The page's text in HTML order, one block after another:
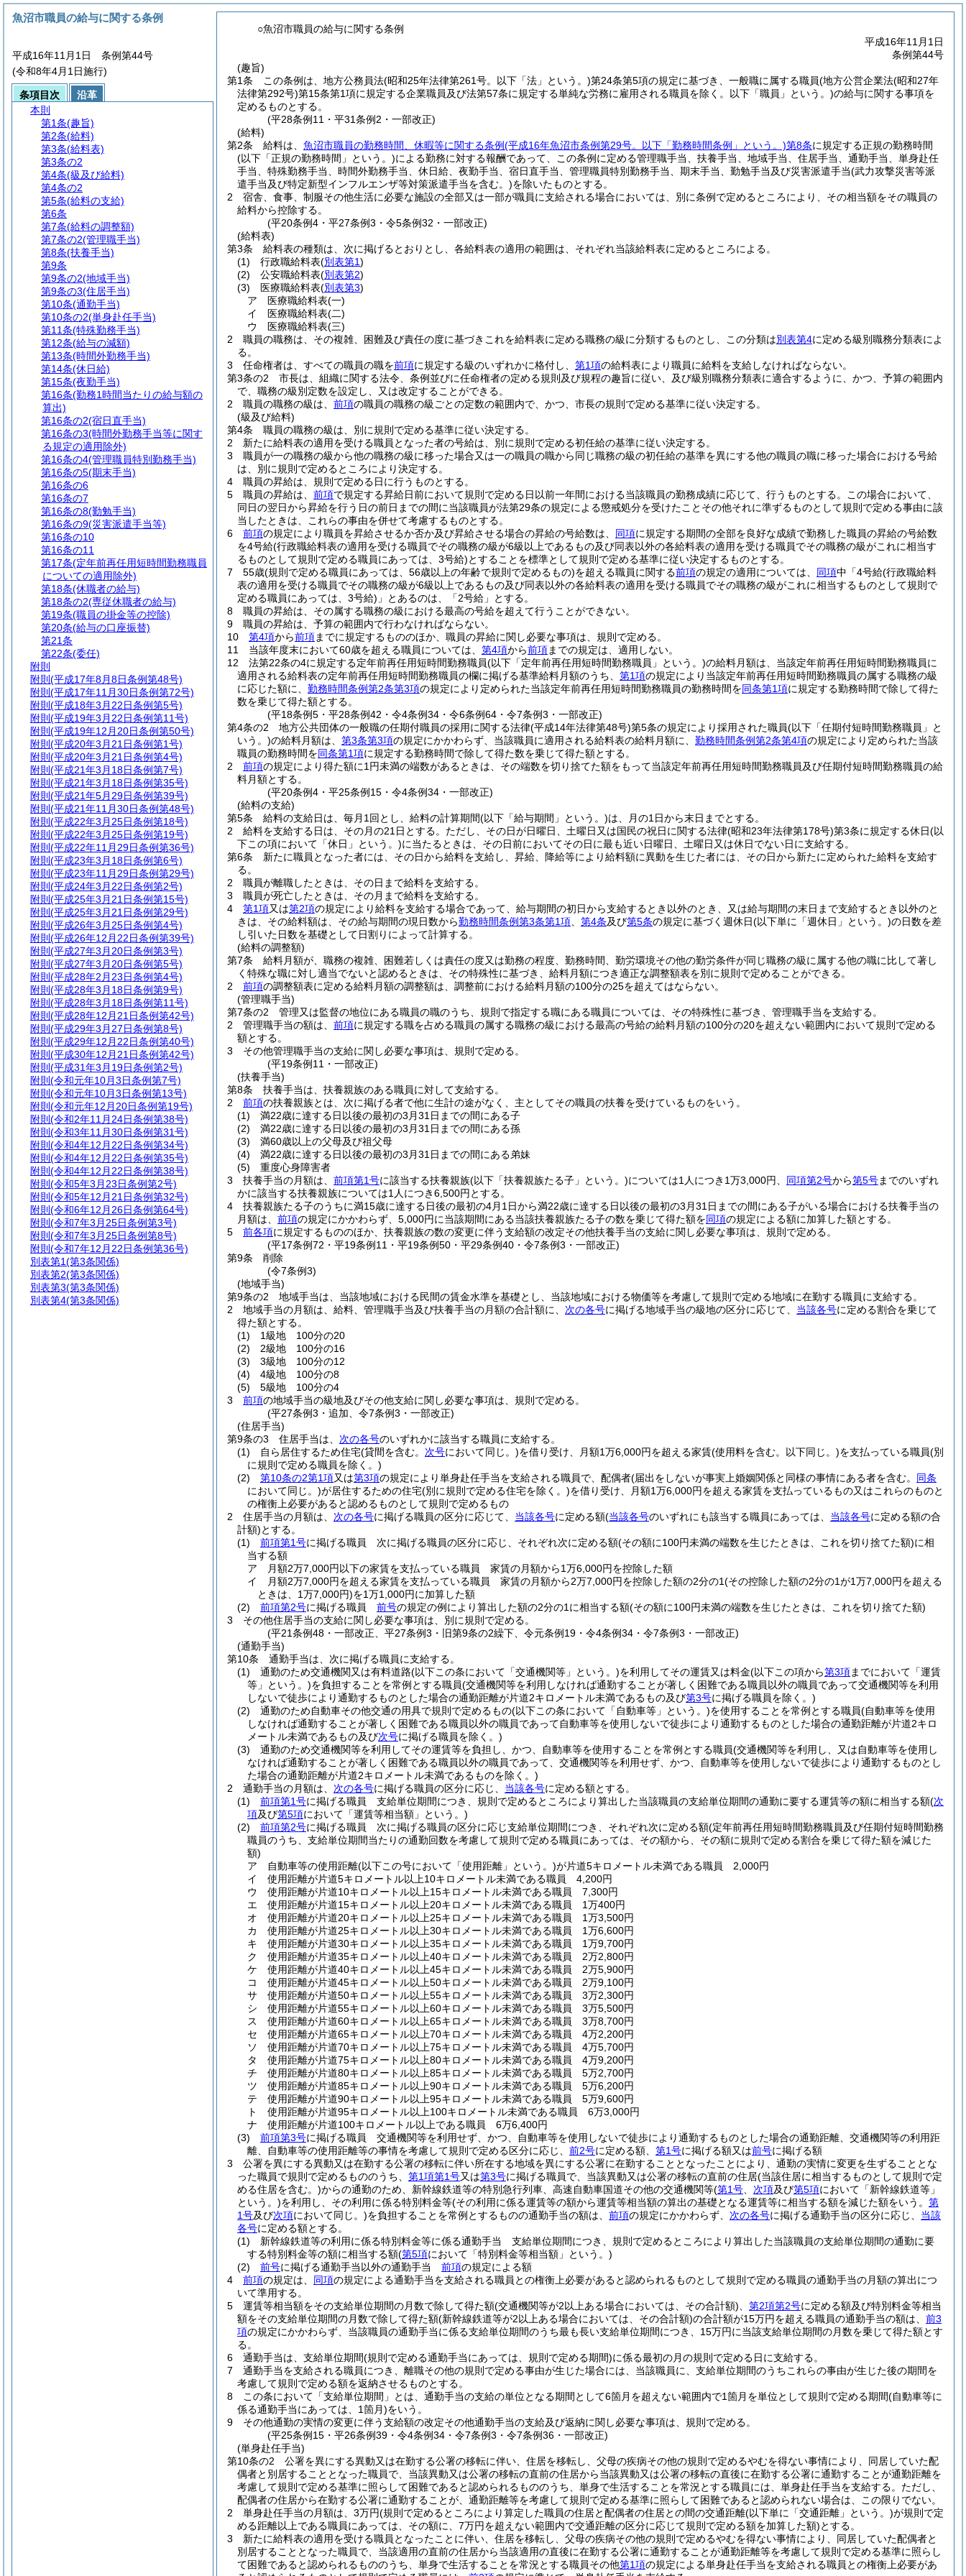
○魚沼市職員の給与に関する条例
平成16年11月1日
条例第44号
(趣旨)
第1条
この条例は、地方公務員法(昭和25年法律第261号。以下「法」という。)第24条第5項の規定に基づき、一般職に属する職員(地方公営企業法(昭和27年
法律第292号)第15条第1項に規定する企業職員及び法第57条に規定する単純な労務に雇用される職員を除く。以下「職員」という。)の給与に関する事項を
定めるものとする。
(平28条例11・平31条例2・一部改正)
(給料)
第2条
給料は、 魚沼市職員の勤務時間、休暇等に関する条例(平成16年魚沼市条例第29号。以下「勤務時間条例」という。)第8条に規定する正規の勤務時間
(以下「正規の勤務時間」という。)による勤務に対する報酬であって、この条例に定める管理職手当、扶養手当、地域手当、住居手当、通勤手当、単身赴任
手当、特殊勤務手当、時間外勤務手当、休日給、夜勤手当、宿日直手当、管理職員特別勤務手当、期末手当、勤勉手当及び災害派遣手当(武力攻撃災害等派
遣手当及び特定新型インフルエンザ等対策派遣手当を含む。)を除いたものとする。
2
宿舎、食事、制服その他生活に必要な施設の全部又は一部が職員に支給される場合においては、別に条例で定めるところにより、その相当額をその職員の
給料から控除する。
(平20条例4・平27条例3・令5条例32・一部改正)
(給料表)
第3条
給料表の種類は、次に掲げるとおりとし、各給料表の適用の範囲は、それぞれ当該給料表に定めるところによる。
(1)
行政職給料表(別表第1)
(2)
公安職給料表(別表第2)
(3)
医療職給料表(別表第3)
ア
医療職給料表(一)
イ
医療職給料表(二)
ウ
医療職給料表(三)
2
職員の職務は、その複雑、困難及び責任の度に基づきこれを給料表に定める職務の級に分類するものとし、この分類は別表第4に定める級別職務分類表によ
る。
3
任命権者は、すべての職員の職を前項に規定する級のいずれかに格付し、 第1項の給料表により職員に給料を支給しなければならない。
第3条の2
市長は、組織に関する法令、条例並びに任命権者の定める規則及び規程の趣旨に従い、及び級別職務分類表に適合するように、かつ、予算の範囲内
で、職務の級別定数を設定し、又は改定することができる。
2
職員の職務の級は、 前項の職員の職務の級ごとの定数の範囲内で、かつ、市長の規則で定める基準に従い決定する。
(級及び給料)
第4条
職員の職務の級は、別に規則で定める基準に従い決定する。
2
新たに給料表の適用を受ける職員となった者の号給は、別に規則で定める初任給の基準に従い決定する。
3
職員が一の職務の級から他の職務の級に移った場合又は一の職員の職から同じ職務の級の初任給の基準を異にする他の職員の職に移った場合における号給
は、別に規則で定めるところにより決定する。
4
職員の昇給は、規則で定める日に行うものとする。
5
職員の昇給は、 前項で規定する昇給日前において規則で定める日以前一年間における当該職員の勤務成績に応じて、行うものとする。
この場合において、
同日の翌日から昇給を行う日の前日までの間に当該職員が法第29条の規定による懲戒処分を受けたことその他それに準ずるものとして規則で定める事由に該
当したときは、これらの事由を併せて考慮するものとする。
6
前項の規定により職員を昇給させるか否か及び昇給させる場合の昇給の号給数は、 同項に規定する期間の全部を良好な成績で勤務した職員の昇給の号給数
を4号給(行政職給料表の適用を受ける職員でその職務の級が6級以上であるもの及び同表以外の各給料表の適用を受ける職員でその職務の級がこれに相当す
るものとして規則で定める職員にあっては、3号給)とすることを標準として規則で定める基準に従い決定するものとする。
7
55歳(規則で定める職員にあっては、56歳以上の年齢で規則で定めるもの)を超える職員に関する前項の規定の適用については、 同項中「4号給(行政職給料
表の適用を受ける職員でその職務の級が6級以上であるもの及び同表以外の各給料表の適用を受ける職員でその職務の級がこれに相当するものとして規則で
定める職員にあっては、3号給) 」とあるのは、「2号給」とする。
8
職員の昇給は、その属する職務の級における最高の号給を超えて行うことができない。
9
職員の昇給は、予算の範囲内で行わなければならない。
10
第4項から前項までに規定するもののほか、職員の昇給に関し必要な事項は、規則で定める。
11
当該年度末において60歳を超える職員については、 第4項から前項までの規定は、適用しない。
12
法第22条の4に規定する定年前再任用短時間勤務職員(以下「定年前再任用短時間勤務職員」という。)の給料月額は、当該定年前再任用短時間勤務職員に
適用される給料表の定年前再任用短時間勤務職員の欄に掲げる基準給料月額のうち、 第1項の規定により当該定年前再任用短時間勤務職員の属する職務の級
に応じた額に、 勤務時間条例第2条第3項の規定により定められた当該定年前再任用短時間勤務職員の勤務時間を同条第1項に規定する勤務時間で除して得た
数を乗じて得た額とする。
(平18条例5・平28条例42・令4条例34・令6条例64・令7条例3・一部改正)
第4条の2
地方公共団体の一般職の任期付職員の採用に関する法律(平成14年法律第48号)第5条の規定により採用された職員(以下「任期付短時間勤務職員」と
いう。)の給料月額は、 第3条第3項の規定にかかわらず、当該職員に適用される給料表の給料月額に、 勤務時間条例第2条第4項の規定により定められた当該
職員の勤務時間を同条第1項に規定する勤務時間で除して得た数を乗じて得た額とする。
2
前項の規定により得た額に1円未満の端数があるときは、その端数を切り捨てた額をもって当該定年前再任用短時間勤務職員及び任期付短時間勤務職員の給
料月額とする。
(平20条例4・平25条例15・令4条例34・一部改正)
(給料の支給)
第5条
給料の支給日は、毎月1回とし、給料の計算期間(以下「給与期間」という。)は、月の1日から末日までとする。
2
給料を支給する日は、その月の21日とする。 ただし、その日が日曜日、土曜日又は国民の祝日に関する法律(昭和23年法律第178号)第3条に規定する休日(以
下この項において「休日」という。)に当たるときは、その日前においてその日に最も近い日曜日、土曜日又は休日でない日に支給する。
第6条
新たに職員となった者には、その日から給料を支給し、昇給、降給等により給料額に異動を生じた者には、その日から新たに定められた給料を支給す
る。
2
職員が離職したときは、その日まで給料を支給する。
3
職員が死亡したときは、その月まで給料を支給する。
4
第1項又は第2項の規定により給料を支給する場合であって、給与期間の初日から支給するとき以外のとき、又は給与期間の末日まで支給するとき以外のと
きは、その給料額は、その給与期間の現日数から勤務時間条例第3条第1項 第4条及び第5条の規定に基づく週休日(以下単に「週休日」という。)の日数を差
し引いた日数を基礎として日割りによって計算する。
(給料の調整額)
第7条
給料月額が、職務の複雑、困難若しくは責任の度又は勤務の程度、勤務時間、勤労環境その他の勤労条件が同じ職務の級に属する他の職に比して著し
く特殊な職に対し適当でないと認めるときは、その特殊性に基づき、給料月額につき適正な調整額表を別に規則で定めることができる。
2
前項の調整額表に定める給料月額の調整額は、調整前における給料月額の100分の25を超えてはならない。
(管理職手当)
第7条の2
管理又は監督の地位にある職員の職のうち、規則で指定する職にある職員については、その特殊性に基づき、管理職手当を支給する。
2
管理職手当の額は、 前項に規定する職を占める職員の属する職務の級における最高の号給の給料月額の100分の20を超えない範囲内において規則で定める
額とする。
3
その他管理職手当の支給に関し必要な事項は、規則で定める。
(平19条例11・一部改正)
(扶養手当)
第8条
扶養手当は、扶養親族のある職員に対して支給する。
2
前項の扶養親族とは、次に掲げる者で他に生計の途がなく、主としてその職員の扶養を受けているものをいう。
(1)
満22歳に達する日以後の最初の3月31日までの間にある子
(2)
満22歳に達する日以後の最初の3月31日までの間にある孫
(3)
満60歳以上の父母及び祖父母
(4)
満22歳に達する日以後の最初の3月31日までの間にある弟妹
(5)
重度心身障害者
3
扶養手当の月額は、 前項第1号に該当する扶養親族(以下「扶養親族たる子」という。)については1人につき1万3,000円、 同項第2号から第5号までのいずれ
かに該当する扶養親族については1人につき6,500円とする。
4
扶養親族たる子のうちに満15歳に達する日後の最初の4月1日から満22歳に達する日以後の最初の3月31日までの間にある子がいる場合における扶養手当の
月額は、 前項の規定にかかわらず、5,000円に当該期間にある当該扶養親族たる子の数を乗じて得た額を同項の規定による額に加算した額とする。
5
前各項に規定するもののほか、扶養親族の数の変更に伴う支給額の改定その他扶養手当の支給に関し必要な事項は、規則で定める。
(平17条例72・平19条例11・平19条例50・平29条例40・令7条例3・一部改正)
第9条
削除
(令7条例3)
(地域手当)
第9条の2
地域手当は、当該地域における民間の賃金水準を基礎とし、当該地域における物価等を考慮して規則で定める地域に在勤する職員に支給する。
2
地域手当の月額は、給料、管理職手当及び扶養手当の月額の合計額に、 次の各号に掲げる地域手当の級地の区分に応じて、 当該各号に定める割合を乗じて
得た額とする。
(1)
1級地 100分の20
(2)
2級地 100分の16
(3)
3級地 100分の12
(4)
4級地 100分の8
(5)
5級地 100分の4
3
前項の地域手当の級地及びその他支給に関し必要な事項は、規則で定める。
(平27条例3・追加、令7条例3・一部改正)
(住居手当)
第9条の3
住居手当は、 次の各号のいずれかに該当する職員に支給する。
(1)
自ら居住するため住宅(貸間を含む。 次号において同じ。)を借り受け、月額1万6,000円を超える家賃(使用料を含む。以下同じ。)を支払っている職員(別
に規則で定める職員を除く。)
(2)
第10条の2第1項又は第3項の規定により単身赴任手当を支給される職員で、配偶者(届出をしないが事実上婚姻関係と同様の事情にある者を含む。 同条
において同じ。)が居住するための住宅(別に規則で定める住宅を除く。)を借り受け、月額1万6,000円を超える家賃を支払っているもの又はこれらのものと
の権衡上必要があると認めるものとして規則で定めるもの
2
住居手当の月額は、 次の各号に掲げる職員の区分に応じて、 当該各号に定める額(当該各号のいずれにも該当する職員にあっては、 当該各号に定める額の合
計額)とする。
(1)
前項第1号に掲げる職員 次に掲げる職員の区分に応じ、それぞれ次に定める額(その額に100円未満の端数を生じたときは、これを切り捨てた額)に相
当する額
ア
月額2万7,000円以下の家賃を支払っている職員 家賃の月額から1万6,000円を控除した額
イ
月額2万7,000円を超える家賃を支払っている職員 家賃の月額から2万7,000円を控除した額の2分の1(その控除した額の2分の1が1万7,000円を超える
ときは、1万7,000円)を1万1,000円に加算した額
(2)
前項第2号に掲げる職員 前号の規定の例により算出した額の2分の1に相当する額(その額に100円未満の端数を生じたときは、これを切り捨てた額)
3
その他住居手当の支給に関し必要な事項は、別に規則で定める。
(平21条例48・一部改正、平27条例3・旧第9条の2繰下、令元条例19・令4条例34・令7条例3・一部改正)
(通勤手当)
第10条
通勤手当は、次に掲げる職員に支給する。
(1)
通勤のため交通機関又は有料道路(以下この条において「交通機関等」という。)を利用してその運賃又は料金(以下この項から第3項までにおいて「運賃
等」という。)を負担することを常例とする職員(交通機関等を利用しなければ通勤することが著しく困難である職員以外の職員であって交通機関等を利用
しないで徒歩により通勤するものとした場合の通勤距離が片道2キロメートル未満であるもの及び第3号に掲げる職員を除く。)
(2)
通勤のため自動車その他交通の用具で規則で定めるもの(以下この条において「自動車等」という。)を使用することを常例とする職員(自動車等を使用
しなければ通勤することが著しく困難である職員以外の職員であって自動車等を使用しないで徒歩により通勤するものとした場合の通勤距離が片道2キロ
メートル未満であるもの及び次号に掲げる職員を除く。)
(3)
通勤のため交通機関等を利用してその運賃等を負担し、かつ、自動車等を使用することを常例とする職員(交通機関等を利用し、又は自動車等を使用し
なければ通勤することが著しく困難である職員以外の職員であって、交通機関等を利用せず、かつ、自動車等を使用しないで徒歩により通勤するものとし
た場合の通勤距離が片道2キロメートル未満であるものを除く。)
2
通勤手当の月額は、 次の各号に掲げる職員の区分に応じ、 当該各号に定める額とする。
(1)
前項第1号に掲げる職員 支給単位期間につき、規則で定めるところにより算出した当該職員の支給単位期間の通勤に要する運賃等の額に相当する額(次
項及び第5項において「運賃等相当額」という。)
(2)
前項第2号に掲げる職員 次に掲げる職員の区分に応じ支給単位期間につき、それぞれ次に定める額(定年前再任用短時間勤務職員及び任期付短時間勤務
職員のうち、支給単位期間当たりの通勤回数を考慮して規則で定める職員にあっては、その額から、その額に規則で定める割合を乗じて得た額を減じた
額)
ア
自動車等の使用距離(以下この号において「使用距離」という。)が片道5キロメートル未満である職員 2,000円
イ
使用距離が片道5キロメートル以上10キロメートル未満である職員 4,200円
ウ
使用距離が片道10キロメートル以上15キロメートル未満である職員 7,300円
エ
使用距離が片道15キロメートル以上20キロメートル未満である職員 1万400円
オ
使用距離が片道20キロメートル以上25キロメートル未満である職員 1万3,500円
カ
使用距離が片道25キロメートル以上30キロメートル未満である職員 1万6,600円
キ
使用距離が片道30キロメートル以上35キロメートル未満である職員 1万9,700円
ク
使用距離が片道35キロメートル以上40キロメートル未満である職員 2万2,800円
ケ
使用距離が片道40キロメートル以上45キロメートル未満である職員 2万5,900円
コ
使用距離が片道45キロメートル以上50キロメートル未満である職員 2万9,100円
サ
使用距離が片道50キロメートル以上55キロメートル未満である職員 3万2,300円
シ
使用距離が片道55キロメートル以上60キロメートル未満である職員 3万5,500円
ス
使用距離が片道60キロメートル以上65キロメートル未満である職員 3万8,700円
セ
使用距離が片道65キロメートル以上70キロメートル未満である職員 4万2,200円
ソ
使用距離が片道70キロメートル以上75キロメートル未満である職員 4万5,700円
タ
使用距離が片道75キロメートル以上80キロメートル未満である職員 4万9,200円
チ
使用距離が片道80キロメートル以上85キロメートル未満である職員 5万2,700円
ツ
使用距離が片道85キロメートル以上90キロメートル未満である職員 5万6,200円
テ
使用距離が片道90キロメートル以上95キロメートル未満である職員 5万9,600円
ト
使用距離が片道95キロメートル以上100キロメートル未満である職員 6万3,000円
ナ
使用距離が片道100キロメートル以上である職員 6万6,400円
(3)
前項第3号に掲げる職員 交通機関等を利用せず、かつ、自動車等を使用しないで徒歩により通勤するものとした場合の通勤距離、交通機関等の利用距
離、自動車等の使用距離等の事情を考慮して規則で定める区分に応じ、 前2号に定める額、 第1号に掲げる額又は前号に掲げる額
3
公署を異にする異動又は在勤する公署の移転に伴い所在する地域を異にする公署に在勤することとなったことにより、通勤の実情に変更を生ずることとな
った職員で規則で定めるもののうち、 第1項第1号又は第3号に掲げる職員で、当該異動又は公署の移転の直前の住居(当該住居に相当するものとして規則で定
める住居を含む。)からの通勤のため、新幹線鉄道等の特別急行列車、高速自動車国道その他の交通機関等(第1号 次項及び第5項において「新幹線鉄道等」
という。)を利用し、その利用に係る特別料金等(その利用に係る運賃等の額から運賃等相当額の算出の基礎となる運賃等に相当する額を減じた額をいう。 第
1号及び次項において同じ。)を負担することを常例とするものの通勤手当の額は、 前項の規定にかかわらず、 次の各号に掲げる通勤手当の区分に応じ、 当該
各号に定める額とする。
(1)
新幹線鉄道等の利用に係る特別料金等に係る通勤手当 支給単位期間につき、規則で定めるところにより算出した当該職員の支給単位期間の通勤に要
する特別料金等の額に相当する額(第5項において「特別料金等相当額」という。)
(2)
前号に掲げる通勤手当以外の通勤手当 前項の規定による額
4
前項の規定は、 同項の規定による通勤手当を支給される職員との権衡上必要があると認められるものとして規則で定める職員の通勤手当の月額の算出につ
いて準用する。
5
運賃等相当額をその支給単位期間の月数で除して得た額(交通機関等が2以上ある場合においては、その合計額) 第2項第2号に定める額及び特別料金等相当
額をその支給単位期間の月数で除して得た額(新幹線鉄道等が2以上ある場合においては、その合計額)の合計額が15万円を超える職員の通勤手当の額は、 前3
項の規定にかかわらず、当該職員の通勤手当に係る支給単位期間のうち最も長い支給単位期間につき、15万円に当該支給単位期間の月数を乗じて得た額とす
る。
6
通勤手当は、支給単位期間(規則で定める通勤手当にあっては、規則で定める期間)に係る最初の月の規則で定める日に支給する。
7
通勤手当を支給される職員につき、離職その他の規則で定める事由が生じた場合には、当該職員に、支給単位期間のうちこれらの事由が生じた後の期間を
考慮して規則で定める額を返納させるものとする。
8
この条において「支給単位期間」とは、通勤手当の支給の単位となる期間として6箇月を超えない範囲内で1箇月を単位として規則で定める期間(自動車等に
係る通勤手当にあっては、1箇月)をいう。
9
その他通勤の実情の変更に伴う支給額の改定その他通勤手当の支給及び返納に関し必要な事項は、規則で定める。
(平25条例15・平26条例39・令4条例34・令7条例3・令7条例36・一部改正)
(単身赴任手当)
第10条の2
公署を異にする異動又は在勤する公署の移転に伴い、住居を移転し、父母の疾病その他の規則で定めるやむを得ない事情により、同居していた配
偶者と別居することとなった職員で、当該異動又は公署の移転の直前の住居から当該異動又は公署の移転の直後に在勤する公署に通勤することが通勤距離を
考慮して規則で定める基準に照らして困難であると認められるもののうち、単身で生活することを常況とする職員には、単身赴任手当を支給する。 ただし、
配偶者の住居から在勤する公署に通勤することが、通勤距離等を考慮して規則で定める基準に照らして困難であると認められない場合は、この限りでない。
2
単身赴任手当の月額は、3万円(規則で定めるところにより算定した職員の住居と配偶者の住居との間の交通距離(以下単に「交通距離」という。)が規則で定
める距離以上である職員にあっては、その額に、7万円を超えない範囲内で交通距離の区分に応じて規則で定める額を加算した額)とする。
3
新たに給料表の適用を受ける職員となったことに伴い、住居を移転し、父母の疾病その他の規則で定めるやむを得ない事情により、同居していた配偶者と
別居することとなった職員で、当該適用の直前の住居から当該適用の直後に在勤する公署に通勤することが通勤距離等を考慮して規則で定める基準に照らし
て困難であると認められるもののうち、単身で生活することを常況とする職員その他第1項の規定による単身赴任手当を支給される職員との権衡上必要があ
魚沼市職員の給与に関する条例
平成16年11月1日 条例第44号
(令和8年4月1日施行)
条項目次
沿革
本則
第1条(趣旨)
第2条(給料)
第3条(給料表)
第3条の2
第4条(級及び給料)
第4条の2
第5条(給料の支給)
第6条
第7条(給料の調整額)
第7条の2(管理職手当)
第8条(扶養手当)
第9条
第9条の2(地域手当)
第9条の3(住居手当)
第10条(通勤手当)
第10条の2(単身赴任手当)
第11条(特殊勤務手当)
第12条(給与の減額)
第13条(時間外勤務手当)
第14条(休日給)
第15条(夜勤手当)
第16条(勤務1時間当たりの給与額の
算出)
第16条の2(宿日直手当)
第16条の3(時間外勤務手当等に関す
る規定の適用除外)
第16条の4(管理職員特別勤務手当)
第16条の5(期末手当)
第16条の6
第16条の7
第16条の8(勤勉手当)
第16条の9(災害派遣手当等)
第16条の10
第16条の11
第17条(定年前再任用短時間勤務職員
についての適用除外)
第18条(休職者の給与)
第18条の2(専従休職者の給与)
第19条(職員の掛金等の控除)
第20条(給与の口座振替)
第21条
第22条(委任)
附則
附則 (平成17年8月8日条例第48号)
附則 (平成17年11月30日条例第72号)
附則 (平成18年3月22日条例第5号)
附則 (平成19年3月22日条例第11号)
附則 (平成19年12月20日条例第50号)
附則 (平成20年3月21日条例第1号)
附則 (平成20年3月21日条例第4号)
附則 (平成21年3月18日条例第7号)
附則 (平成21年3月18日条例第35号)
附則 (平成21年5月29日条例第39号)
附則 (平成21年11月30日条例第48号)
附則 (平成22年3月25日条例第18号)
附則 (平成22年3月25日条例第19号)
附則 (平成22年11月29日条例第36号)
附則 (平成23年3月18日条例第6号)
附則 (平成23年11月29日条例第29号)
附則 (平成24年3月22日条例第2号)
附則 (平成25年3月21日条例第15号)
附則 (平成25年3月21日条例第29号)
附則 (平成26年3月25日条例第4号)
附則 (平成26年12月22日条例第39号)
附則 (平成27年3月20日条例第3号)
附則 (平成27年3月20日条例第5号)
附則 (平成28年2月23日条例第4号)
附則 (平成28年3月18日条例第9号)
附則 (平成28年3月18日条例第11号)
附則 (平成28年12月21日条例第42号)
附則 (平成29年3月27日条例第8号)
附則 (平成29年12月22日条例第40号)
附則 (平成30年12月21日条例第42号)
附則 (平成31年3月19日条例第2号)
附則 (令和元年10月3日条例第7号)
附則 (令和元年10月3日条例第13号)
附則 (令和元年12月20日条例第19号)
附則 (令和2年11月24日条例第38号)
附則 (令和3年11月30日条例第31号)
附則 (令和4年12月22日条例第34号)
附則 (令和4年12月22日条例第35号)
附則 (令和4年12月22日条例第38号)
附則 (令和5年3月23日条例第2号)
附則 (令和5年12月21日条例第32号)
附則 (令和6年12月26日条例第64号)
附則 (令和7年3月25日条例第3号)
附則 (令和7年3月25日条例第8号)
附則 (令和7年12月22日条例第36号)
別表第1(第3条関係)
別表第2(第3条関係)
別表第3(第3条関係)
別表第4(第3条関係)